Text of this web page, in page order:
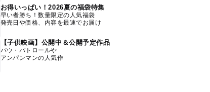
お得いっぱい！2026夏の福袋特集
早い者勝ち！数量限定の人気福袋
発売日や価格、内容を最速でお届け
【子供映画】公開中＆公開予定作品
パウ・パトロールや
アンパンマンの人気作